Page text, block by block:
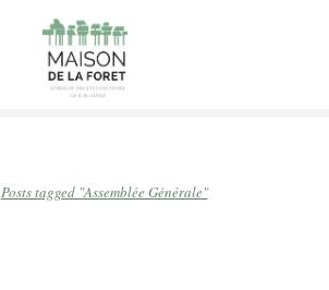
Posts tagged "Assemblée Générale"